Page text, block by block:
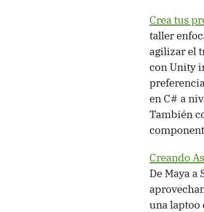
Crea tus
taller
agilizar el
con Unity
en C# a
También
Creando
De Maya
una laptoo